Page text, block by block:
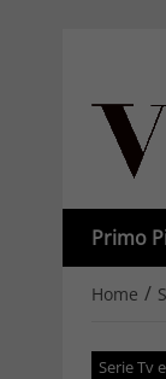
Primo
Home /
Serie Tv